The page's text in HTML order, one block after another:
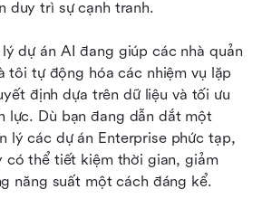
duy trì sự cạnh tranh.
dự án AI đang giúp các nhà quản
tôi tự động hóa các nhiệm vụ lặp
định dựa trên dữ liệu và tối ưu
lực. Dù bạn đang dẫn dắt một
lý các dự án Enterprise phức tạp,
có thể tiết kiệm thời gian, giảm
năng suất một cách đáng kể.
lý dự án AI cho năm 2026